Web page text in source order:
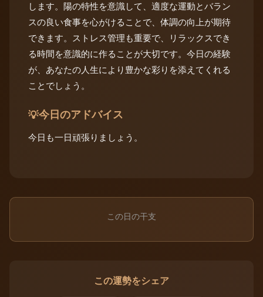
します。陽の特性を意識して、適度な運動とバラン
スの良い食事を心がけることで、体調の向上が期待
できます。ストレス管理も重要で、リラックスでき
る時間を意識的に作ることが大切です。今日の経験
が、あなたの人生により豊かな彩りを添えてくれる
ことでしょう。
💡今日のアドバイス
今日も一日頑張りましょう。
この日の干支
この運勢をシェア